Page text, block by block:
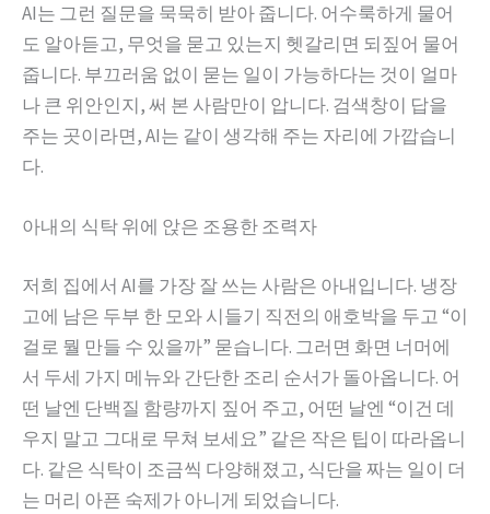
AI는 그런 질문을 묵묵히 받아 줍니다. 어수룩하게 물어
도 알아듣고, 무엇을 묻고 있는지 헷갈리면 되짚어 물어
줍니다. 부끄러움 없이 묻는 일이 가능하다는 것이 얼마
나 큰 위안인지, 써 본 사람만이 압니다. 검색창이 답을
주는 곳이라면, AI는 같이 생각해 주는 자리에 가깝습니
다.
아내의 식탁 위에 앉은 조용한 조력자
저희 집에서 AI를 가장 잘 쓰는 사람은 아내입니다. 냉장
고에 남은 두부 한 모와 시들기 직전의 애호박을 두고 “이
걸로 뭘 만들 수 있을까” 묻습니다. 그러면 화면 너머에
서 두세 가지 메뉴와 간단한 조리 순서가 돌아옵니다. 어
떤 날엔 단백질 함량까지 짚어 주고, 어떤 날엔 “이건 데
우지 말고 그대로 무쳐 보세요” 같은 작은 팁이 따라옵니
다. 같은 식탁이 조금씩 다양해졌고, 식단을 짜는 일이 더
는 머리 아픈 숙제가 아니게 되었습니다.